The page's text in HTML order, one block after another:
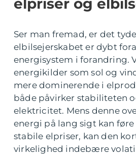
elpriser og
Ser man fremad, er det
elbilsejerskabet er dybt
energisystem i forandring.
energikilder som sol og
mere dominerende i
både påvirker stabiliteten
elektricitet. Mens denne
energi på lang sigt kan
stabile elpriser, kan den
virkelighed indebære